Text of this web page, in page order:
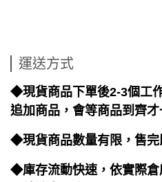
運送方式
◆現貨商品下單後2-3個工
追加商品，會等商品到齊
◆現貨商品數量有限，售完
◆庫存流動快速，依實際倉